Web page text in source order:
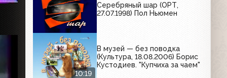
Серебряный шар (ОРТ,
27.07.1998) Пол Ньюмен
10:19
В музей — без поводка
(Культура, 18.08.2006) Борис
Кустодиев. "Купчиха за чаем"